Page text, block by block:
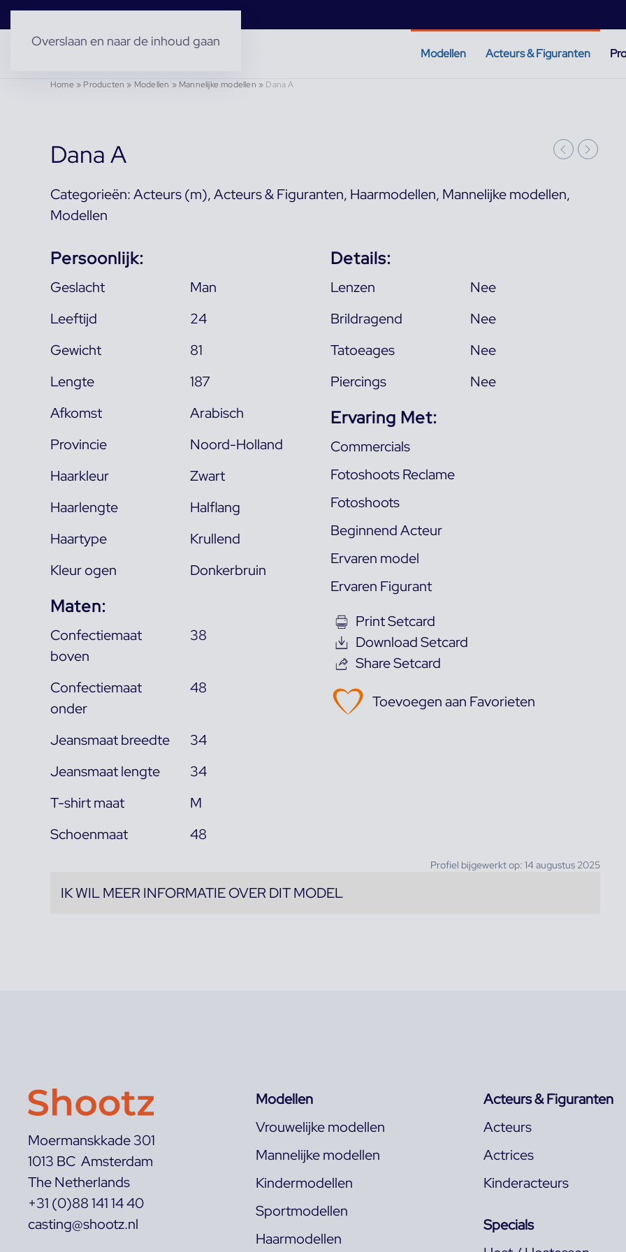
Overslaan en naar de inhoud gaan
Modellen Acteurs & Figuranten
Home» Producten » Modellen » Mannelijke modellen » Dana A
Dana A
Categorieën:Acteurs (m),Acteurs & Figuranten, Haarmodellen, Mannelijke modellen,
Modellen
Persoonlijk:
Geslacht
Man
Leeftijd
24
Gewicht
81
Lengte
187
Afkomst
Arabisch
Provincie
Noord-Holland
Haarkleur
Zwart
Haarlengte
Halflang
Haartype
Krullend
Kleur ogen
Donkerbruin
Maten:
Confectiemaat
boven
38
Confectiemaat
onder
48
Jeansmaat breedte
34
Jeansmaat lengte
34
T-shirt maat
M
Schoenmaat
48
Details:
Lenzen
Nee
Brildragend
Nee
Tatoeages
Nee
Piercings
Nee
Ervaring Met:
Commercials
Fotoshoots Reclame
Fotoshoots
Beginnend Acteur
Ervaren model
Ervaren Figurant
Print Setcard
Download Setcard
Share Setcard
Toevoegen aan Favorieten
Profiel bijgewerkt op: 14 augustus 2025
IK WIL MEER INFORMATIE OVER DIT MODEL
Moermanskkade 301
1013 BC Amsterdam
The Netherlands
+31 (0)88 141 14 40
casting@shootz.nl
Modellen
Vrouwelijke modellen
Mannelijke modellen
Kindermodellen
Sportmodellen
Haarmodellen
Acteurs & Figuranten
Acteurs
Actrices
Kinderacteurs
Specials